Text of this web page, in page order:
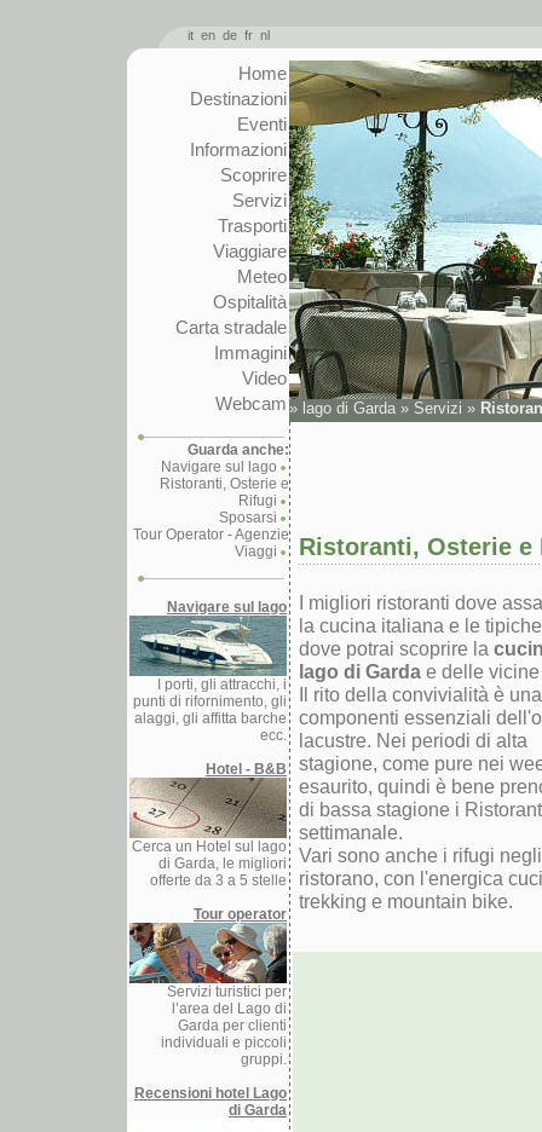
it en de fr nl
Home
Destinazioni
Eventi
Informazioni
Scoprire
Servizi
Trasporti
Viaggiare
Meteo
Ospitalità
Carta stradale
Immagini
Video
Webcam
Guarda anche:
Navigare sul lago
Ristoranti, Osterie e
Rifugi
Sposarsi
Tour Operator - Agenzie
Viaggi
Navigare sul lago
I porti, gli attracchi, i
punti di rifornimento, gli
alaggi, gli affitta barche
ecc.
Hotel - B&B
Cerca un Hotel sul lago
di Garda, le migliori
offerte da 3 a 5 stelle
Tour operator
Servizi turistici per
l’area del Lago di
Garda per clienti
individuali e piccoli
gruppi.
Recensioni hotel Lago
di Garda
» lago di Garda » Servizi »
Ristoranti, Osterie e
I migliori ristoranti dove
la cucina italiana e le
dove potrai scoprire la
lago di Garda e delle
Il rito della convivialità è
componenti essenziali
lacustre. Nei periodi di alta
stagione, come pure nei
esaurito, quindi è bene
di bassa stagione i
settimanale.
Vari sono anche i rifugi
ristorano, con l'energica
trekking e mountain bike.